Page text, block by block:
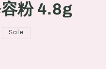
粉 4.8g
Sale